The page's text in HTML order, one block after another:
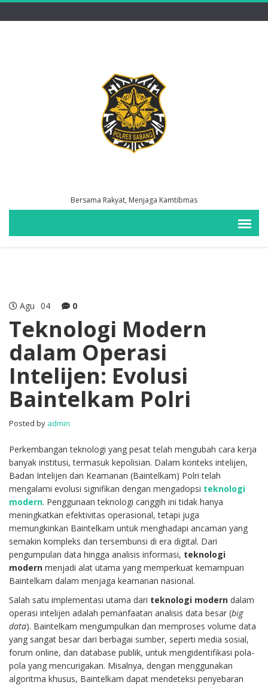
Bersama Rakyat, Menjaga Kamtibmas
Agu 04 0
Teknologi Modern
dalam Operasi
Intelijen: Evolusi
Baintelkam Polri
Posted by admin
Perkembangan teknologi yang pesat telah mengubah cara kerja
banyak institusi, termasuk kepolisian. Dalam konteks intelijen,
Badan Intelijen dan Keamanan (Baintelkam) Polri telah
mengalami evolusi signifikan dengan mengadopsi teknologi
modern. Penggunaan teknologi canggih ini tidak hanya
meningkatkan efektivitas operasional, tetapi juga
memungkinkan Baintelkam untuk menghadapi ancaman yang
semakin kompleks dan tersembunsi di era digital. Dari
pengumpulan data hingga analisis informasi, teknologi
modern menjadi alat utama yang memperkuat kemampuan
Baintelkam dalam menjaga keamanan nasional.
Salah satu implementasi utama dari teknologi modern dalam
operasi intelijen adalah pemanfaatan analisis data besar (big
data). Baintelkam mengumpulkan dan memproses volume data
yang sangat besar dari berbagai sumber, seperti media sosial,
forum online, dan database publik, untuk mengidentifikasi pola-
pola yang mencurigakan. Misalnya, dengan menggunakan
algoritma khusus, Baintelkam dapat mendeteksi penyebaran